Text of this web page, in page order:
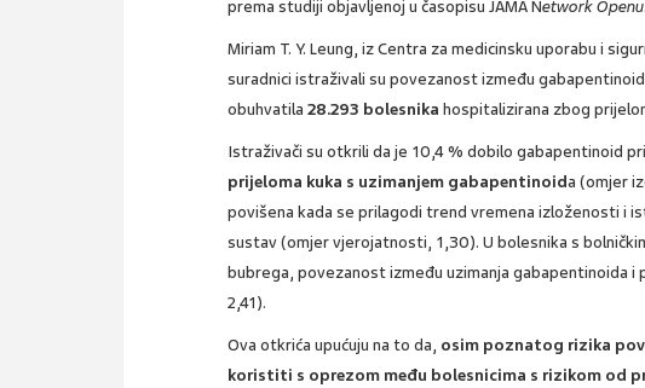
prema studiji objavljenoj u časopisu JAMA Network Openu
Miriam T. Y. Leung, iz Centra za medicinsku uporabu i
suradnici istraživali su povezanost između
obuhvatila28.293 bolesnika hospitalizirana zbog
Istraživači su otkrili da je 10,4 % dobilo gabapentinoid
prijeloma kuka s uzimanjem gabapentinoida (omjer
povišena kada se prilagodi trend vremena izloženosti i
sustav (omjer vjerojatnosti, 1,30). U bolesnika s
bubrega, povezanost između uzimanja gabapentinoida i
2,41).
Ova otkrića upućuju na to da, osim poznatog rizika
koristiti s oprezom među bolesnicima s rizikom od